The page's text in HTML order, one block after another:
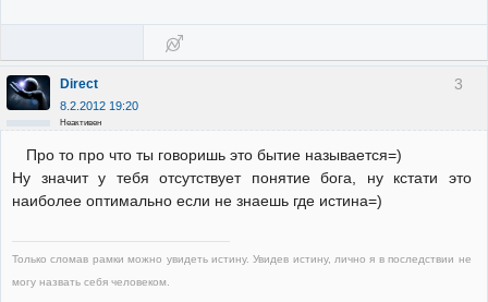
3
Direct
8.2.2012 19:20
Неактивен
Про то про что ты говоришь это бытие называется=)
Ну значит у тебя отсутствует понятие бога, ну кстати это
наиболее оптимально если не знаешь где истина=)
Только сломав рамки можно увидеть истину. Увидев истину, лично я в последствии не
могу назвать себя человеком.